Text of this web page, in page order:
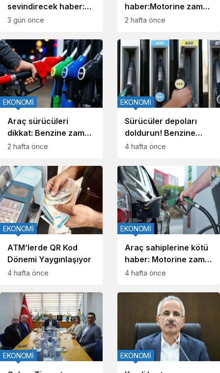
sevindirecek haber:
Akaryakıta indirim
3 gün önce
haber:Motorine zam
geldi!
2 hafta önce
Araç sürücüleri
dikkat: Benzine zam
geliyor
EKONOMİ
2 hafta önce
Sürücüler depoları
doldurun! Benzine
zam yolda
EKONOMİ
4 hafta önce
ATM’lerde QR Kod
Dönemi Yaygınlaşıyor
EKONOMİ
4 hafta önce
Araç sahiplerine kötü
haber: Motorine zam
yolda!
EKONOMİ
4 hafta önce
EKONOMİ EKONOMİ